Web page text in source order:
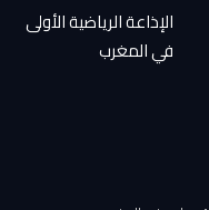
الإذاعة الرياضية الأولى
في المغرب